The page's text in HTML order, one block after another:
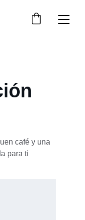
café y una
para ti